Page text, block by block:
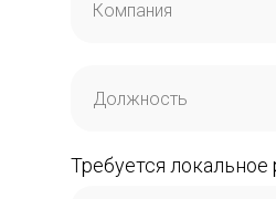
Требуется